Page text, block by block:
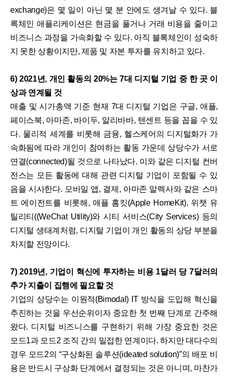
exchange)은 몇 일이 아닌 몇 분 안에도 생겨날 수 있다. 블
록체인 애플리케이션은 현금을 풀거나 거래 비용을 줄이고
비즈니스 과정을 가속화할 수 있다. 아직 블록체인이 성숙하
지 못한 상황이지만, 제품 및 자본 투자를 유치하고 있다.
6) 2021년, 개인 활동의 20%는 7대 디지털 기업 중 한 곳 이
상과 연계될 것
매출 및 시가총액 기준 현재 7대 디지털 기업은 구글, 애플,
페이스북, 아마존, 바이두, 알리바바, 텐센트 등을 꼽을 수 있
다. 물리적 세계를 비롯해 금융, 헬스케어의 디지털화가 가
속화됨에 따라 개인이 참여하는 활동 가운데 상당수가 서로
연결(connected)될 것으로 나타났다. 이와 같은 디지털 컨버
전스는 모든 활동에 대해 관련 디지털 기업이 포함될 수 있
음을 시사한다. 모바일 앱, 결제, 아마존 알렉사와 같은 스마
트 에이전트를 비롯해, 애플 홈킷(Apple HomeKit), 위챗 유
틸리티((WeChat Utility)와 시티 서비스(City Services) 등의
디지털 생태계처럼, 디지털 기업이 개인 활동의 상당 부분을
차지할 전망이다.
7) 2019년, 기업이 혁신에 투자하는 비용 1달러 당 7달러의
추가 지출이 집행에 필요할 것
기업의 상당수는 이원적(Bimodal) IT 방식을 도입해 혁신을
추진하는 것을 우선순위이자 중요한 첫 번째 단계로 간주해
왔다. 디지털 비즈니스를 구현하기 위해 가장 중요한 것은
모드1과 모드2 조직 간의 밀접한 연계이다. 하지만 대다수의
경우 모드2의 “구상화된 솔루션(ideated solution)”의 배포 비
용은 반드시 구상화 단계에서 결정되는 것은 아니며, 마찬가